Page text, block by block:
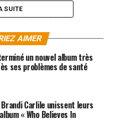
l’année
auMontreux Jazz
30 juin 2019
intitulée«Farewell
toujours
source de
moi. Je
SUITE
AIMER
un nouvel album très
ses problèmes de santé
Carlile unissent leurs
« Who Believes In